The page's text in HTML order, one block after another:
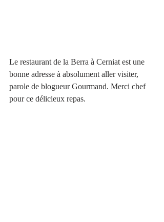
Le restaurant de la Berra à Cerniat est une
bonne adresse à absolument aller visiter,
parole de blogueur Gourmand. Merci chef
pour ce délicieux repas.